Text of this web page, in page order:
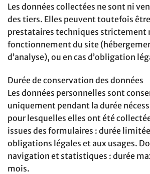
Les données collectées ne sont ni
des tiers. Elles peuvent toutefois
prestataires techniques strictement
fonctionnement du site
d’analyse), ou en cas d’obligation
Durée de conservation des données
Les données personnelles sont
uniquement pendant la durée
pour lesquelles elles ont été
issues des formulaires : durée
obligations légales et aux usages.
navigation et statistiques : durée
mois.